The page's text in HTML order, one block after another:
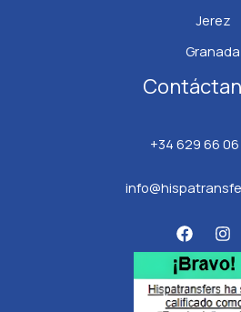
Jerez
Granada
+34 629 66